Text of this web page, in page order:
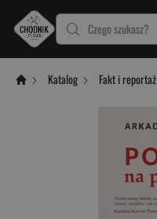
Czego szukasz?
Katalog Fakt i reportaż